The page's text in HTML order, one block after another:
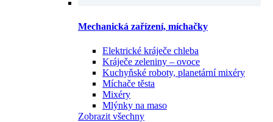
Mechanická zařízení, míchačky
Elektrické kráječe chleba
Kráječe zeleniny – ovoce
Kuchyňské roboty, planetární mixéry
Míchače těsta
Mixéry
Mlýnky na maso
Zobrazit všechny